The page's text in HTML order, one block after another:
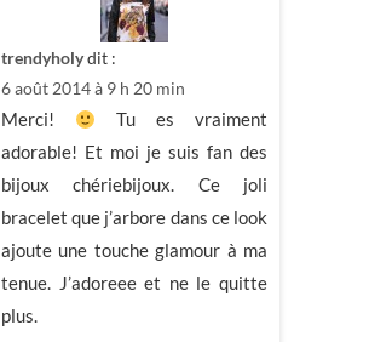
trendyholydit :
6 août 2014 à 9 h 20 min
Merci!
Tu es vraiment
adorable! Et moi je suis fan des
bijoux chériebijoux. Ce joli
bracelet que j’arbore dans ce look
ajoute une touche glamour à ma
tenue. J’adoreee et ne le quitte
plus.